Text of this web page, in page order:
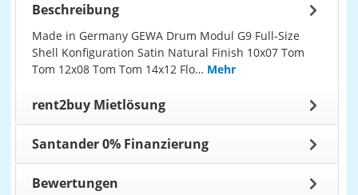
Beschreibung
Made in Germany GEWA Drum Modul G9 Full-Size
Shell Konfiguration Satin Natural Finish 10x07 Tom
Tom 12x08 Tom Tom 14x12 Flo… Mehr
rent2buy Mietlösung
Santander 0% Finanzierung
Bewertungen